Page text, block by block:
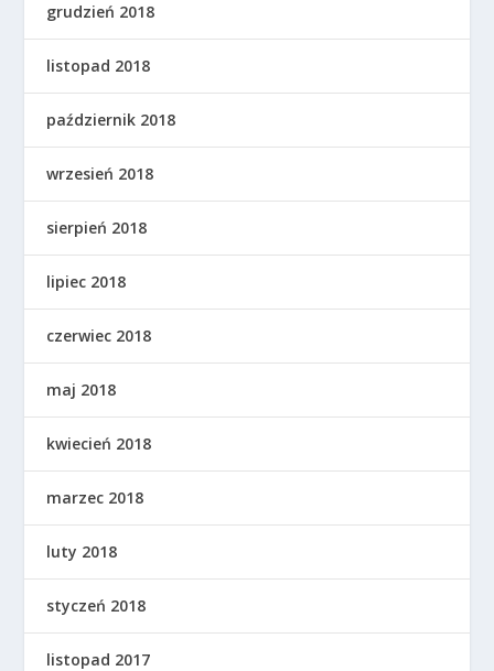
grudzień 2018
listopad 2018
październik 2018
wrzesień 2018
sierpień 2018
lipiec 2018
czerwiec 2018
maj 2018
kwiecień 2018
marzec 2018
luty 2018
styczeń 2018
listopad 2017